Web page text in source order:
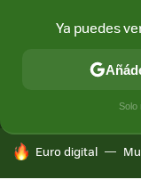
HOY SE HABLA DE
Euro digital
Ya puedes
Solo